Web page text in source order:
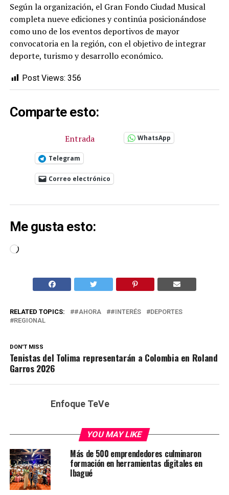
Según la organización, el Gran Fondo Ciudad Musical
completa nueve ediciones y continúa posicionándose
como uno de los eventos deportivos de mayor
convocatoria en la región, con el objetivo de integrar
deporte, turismo y desarrollo económico.
Post Views: 356
Comparte esto:
Entrada WhatsApp
Telegram
Correo electrónico
Me gusta esto:
Cargando...
RELATED TOPICS: #AHORA #INTERÉS
DEPORTES
REGIONAL
DON'T MISS
Tenistas del Tolima representarán a Colombia en Roland
Garros 2026
Enfoque TeVe
YOU MAY LIKE
Más de 500 emprendedores culminaron
formación en herramientas digitales en
Ibagué